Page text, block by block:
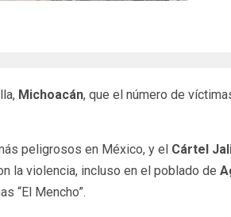
Michoacán, que el número de
peligrosos en México, y el Cártel
la violencia, incluso en el poblado de
“El Mencho”.